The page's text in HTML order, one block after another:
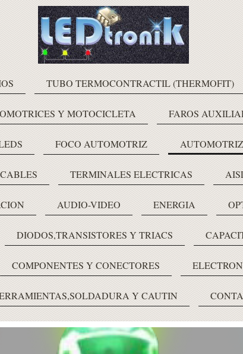
TUBO TERMOCONTRACTIL (THERMOFIT)
Y MOTOCICLETA FAROS
FOCO AUTOMOTRIZ AUTOMOTRIZ
CABLES TERMINALES ELECTRICAS
AUDIO-VIDEO ENERGIA
DIODOS,TRANSISTORES Y TRIACS
COMPONENTES Y CONECTORES
Y CAUTIN